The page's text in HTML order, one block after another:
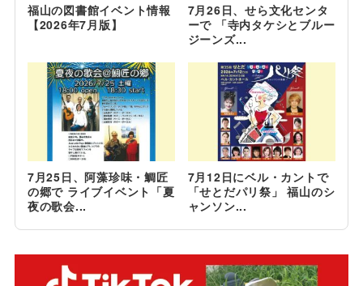
福山の図書館イベント情報
【2026年7月版】
7月26日、せら文化センタ
ーで 「寺内タケシとブルー
ジーンズ...
7月25日、阿藻珍味・鯛匠
の郷で ライブイベント「夏
夜の歌会...
7月12日にベル・カントで
「せとだパリ祭」 福山のシ
ャンソン...